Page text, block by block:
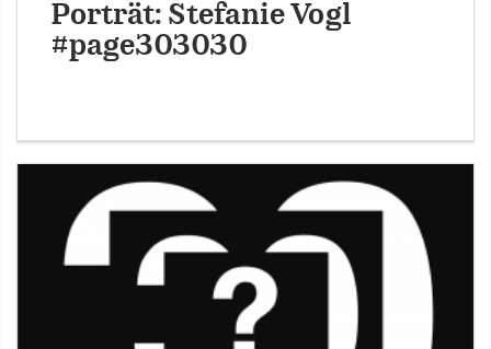
Porträt: Stefanie Vogl
#page303030